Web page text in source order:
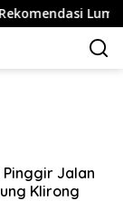
Lumpia
Pinggir Jalan
Klirong